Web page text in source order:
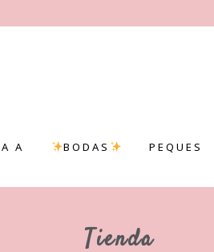
A BODAS PEQUES
Tienda